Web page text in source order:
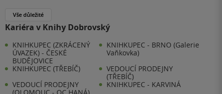
Vše důležité
Kariéra v Knihy Dobrovský
KNIHKUPEC (ZKRÁCENÝ
ÚVAZEK) - ČESKÉ
BUDĚJOVICE
KNIHKUPEC - BRNO (Galerie
Vaňkovka)
KNIHKUPEC (TŘEBÍČ)
VEDOUCÍ PRODEJNY
(TŘEBÍČ)
VEDOUCÍ PRODEJNY
KNIHKUPEC - KARVINÁ